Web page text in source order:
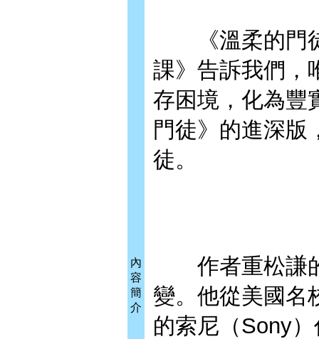
內
容
簡
介
《溫柔的門徒
課》告訴我們，
存困境，化為豐
門徒》的進深版
徒。
作者重松謙的
變。他從美國名
的索尼（Sony